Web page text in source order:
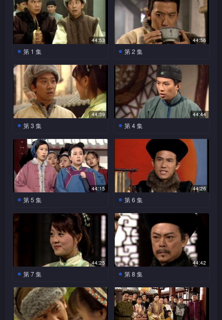
44:53
第 1 集
杀，多年来东躲西藏，杰更改
名换姓为史大褔。但杰却死性
不改，经常抱打不平，最后更
导致儿子祖变成不敢说话亦不
敢写字的孩子，杰的惹事行为
令珑担心不巳。一女子翠卖身
葬父，被恶少霸强行掳去，杰
替翠解围，却不幸犯上官非，
杰凭口才把官司打甩。翠为报
答杰，竟答应杰妻珑下嫁祖。
杰本以为可享齐人之福，却料
不到翠竟变了自己的媳妇，感
到哭笑不得。祖婚宴上，突然
出现了一个无头人骑著白马而
44:56
第 2 集
杰友三虽从旁协助，却将尸体
上之马褂及朝珠全数偷去。三
将朝珠转赠翠，翠本推却，却
见祖爱不释手，惟有勉强收
下。杰后来得悉朝珠其中一颗
含有剧毒，连忙与家人一起找
祖，幸九快人一步将祖救回。
三将火枪当作西洋烟鎗卖给烟
馆，令烟馆发生大爆炸。官差
进入村内探查无头尸，原来此
人乃恭亲王之好友铁头将军。
三及杰被人捉去，要他们充当
孝子为铁守灵，期间众人放声
大哭，恭却见杰丝毫没有半点
但没有怪罪，更让他在铁灵前
上香。
44:39
第 3 集
胜和提均为大热门，双方均出
了不少有力证据，杰却认为皆
有漏洞。珑见状师后继有人，
以为杰巳过气，反安心起来。
岂料杰死心不息，当他研究出
二人之破绽后，遂利诱三代他
出公堂应战，无奈三在公堂出
尽洋相，更被恭罚打三十大
44:44
第 4 集
再上公堂拆穿二人之西洋镜。
三更因此得到恭之赏识，被赏
赐黄金与大屋。珑对三的表现
大感疑惑，于是跟踪杰，查看
是否杰一手策划，期间被杰悉
穿，遂与三合演了一场戏以断
珑之疑心。杰趁珑熟睡与三往
思过室研究案情，翠替他们弄
了热茶。三垂涎翠美色，本欲
对她轻薄，却错手弄伤了手。
杰不知不觉弄至清晨，于是顺
便前往察看白马，正当杰以假
设凶手身份行近白马时，白马
即时厉声嘶叫起来。杰从白马
情抽丝剥茧，三照杰吩咐，继
续向恭汇报案情进展，恭对三
才华赞赏不已。
44:15
第 5 集
案，众人均瞒在鼓里。三购买
玉镯赠翠，翠前往客栈归还，
不料三施以禄山之手，幸九及
时出现把翠救走，更将三打
伤。三为报复，竟诬告九为杀
铁凶手。恭与三闲谈中，提及
宋世杰往事，从各种蛛丝蚂
迹，三已估出现时对他呼呼喝
喝的史大福便是杰。杰被三悉
穿后虽强作镇定，但三已变得
44:26
第 6 集
希望他能放九一马，但三仍死
性不改，欲对翠不轨，翠大惊
下抓伤三面部离去。杰找三负
气，却再次被三威胁，几乎令
翠与珑被污辱。杰知现时一切
惨况皆因自己而起，决公开身
份挽救九。公堂上，杰自揭身
份，众人愕然，更令人更惊奇
的是，三与杰辩驳时竟能对答
如流，顿时令杰哑口无言。
44:25
第 7 集
人并未逃亡，反而对他寄予厚
望，令他倍感窝心。三在舌战
上胜了杰，受到猪朋狗友之奉
44:42
第 8 集
良却仍然含冤，恭知铁乃凶
手，但官官相卫，此案竟不了
了之。恭为安抚杰，安排他们